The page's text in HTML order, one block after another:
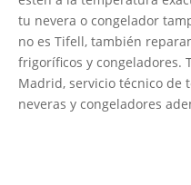
tu nevera o congelador
no es Tifell, también
frigoríficos y congeladores.
Madrid, servicio técnico de
neveras y congeladores